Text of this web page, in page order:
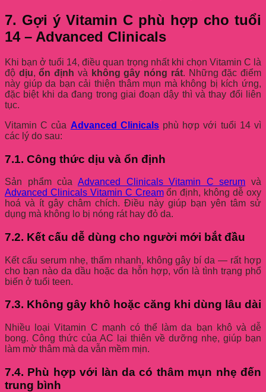
7. Gợi ý Vitamin C phù hợp cho tuổi
14 – Advanced Clinicals
Khi bạn ở tuổi 14, điều quan trọng nhất khi chọn Vitamin C là
độ dịu,ổn định và không gây nóng rát. Những đặc điểm
này giúp da bạn cải thiện thâm mụn mà không bị kích ứng,
đặc biệt khi da đang trong giai đoạn dậy thì và thay đổi liên
tục.
Vitamin C của Advanced Clinicalsphù hợp với tuổi 14 vì
các lý do sau:
7.1. Công thức dịu và ổn định
Sản phẩm của Advanced Clinicals Vitamin C serum và
Advanced Clinicals Vitamin C Creamổn định, không dễ oxy
hoá và ít gây châm chích. Điều này giúp bạn yên tâm sử
dụng mà không lo bị nóng rát hay đỏ da.
7.2. Kết cấu dễ dùng cho người mới bắt đầu
Kết cấu serum nhẹ, thấm nhanh, không gây bí da — rất hợp
cho bạn nào da dầu hoặc da hỗn hợp, vốn là tình trạng phổ
biến ở tuổi teen.
7.3. Không gây khô hoặc căng khi dùng lâu dài
Nhiều loại Vitamin C mạnh có thể làm da bạn khô và dễ
bong. Công thức của AC lại thiên về dưỡng nhẹ, giúp bạn
làm mờ thâm mà da vẫn mềm mịn.
7.4. Phù hợp với làn da có thâm mụn nhẹ đến
trung bình